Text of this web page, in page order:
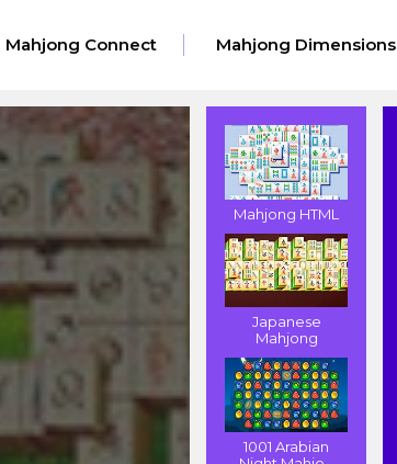
Mahjong Connect Mahjong Dimensions
Mahjong HTML
Japanese
Mahjong
1001 Arabian